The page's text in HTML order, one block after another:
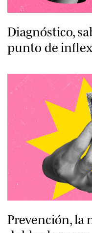
Diagnóstico,
punto de
Prevención, la